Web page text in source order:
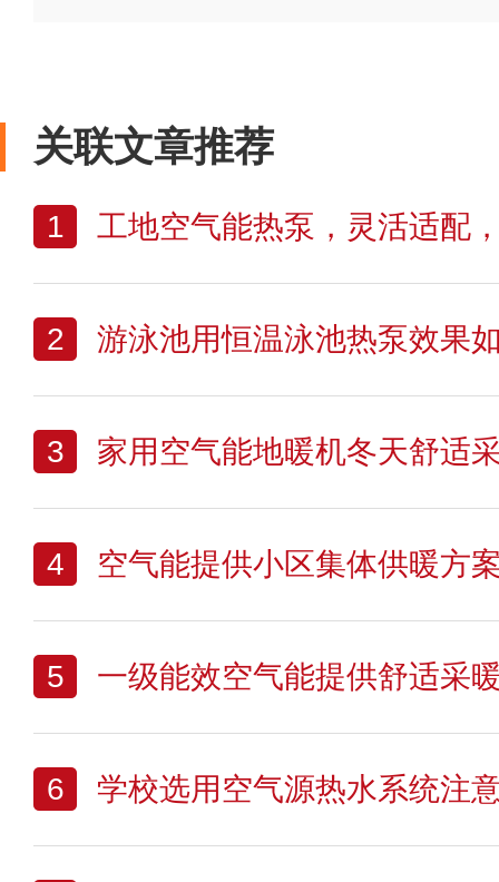
关联文章推荐
1 工地空气能热泵，灵活适配，为
2 游泳池用恒温泳池热泵效果
3 家用空气能地暖机冬天舒适
4 空气能提供小区集体供暖方
5 一级能效空气能提供舒适采
6 学校选用空气源热水系统注